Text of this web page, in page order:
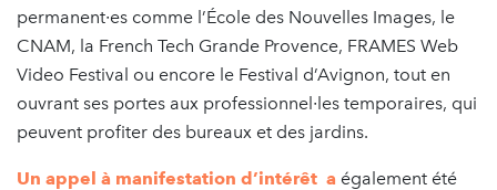
permanent∙es comme l’École des Nouvelles Images, le
CNAM, la French Tech Grande Provence, FRAMES Web
Video Festival ou encore le Festival d’Avignon, tout en
ouvrant ses portes aux professionnel∙les temporaires, qui
peuvent profiter des bureaux et des jardins.
Un appel à manifestation d’intérêt a également été